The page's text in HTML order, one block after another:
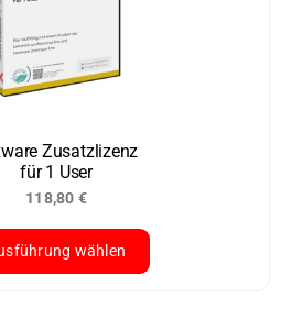
Zusatzlizenz
für 1 User
118,80 €
wählen